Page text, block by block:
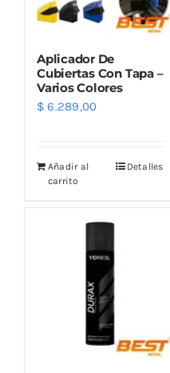
Aplicador De
Cubiertas Con Tapa –
Varios Colores
$ 6.289,00
Añadir al
carrito
Detalles